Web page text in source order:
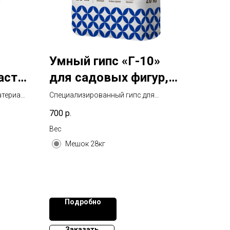
Умный гипс «Г-10»
для садовых фигур,
скульптур и декора
Специализированный гипс для
садового декора, скульптур и
интерьерных поделок. Высокая
пластичность для сложных форм.
Мешок 28 кг.
700 р.
Вес
Мешок 28кг
Подробно